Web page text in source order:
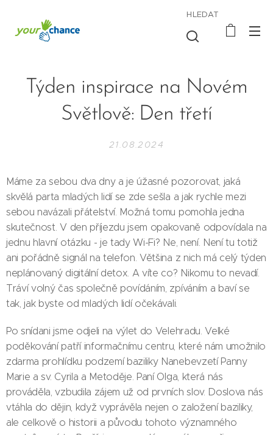
HLEDAT
Týden inspirace na Novém
Světlově: Den třetí
21.08.2024
Máme za sebou dva dny a je úžasné pozorovat, jaká
skvělá parta mladých lidí se zde sešla a jak rychle mezi
sebou navázali přátelství. Možná tomu pomohla jedna
skutečnost. V den příjezdu jsem opakovaně odpovídala na
jednu hlavní otázku - je tady Wi-Fi? Ne, není. Není tu totiž
ani pořádně signál na telefon. Většina z nich má celý týden
neplánovaný digitální detox. A víte co? Nikomu to nevadí.
Tráví volný čas společně povídáním, zpíváním a baví se
tak, jak byste od mladých lidí očekávali.
Po snídani jsme odjeli na výlet do Velehradu. Velké
poděkování patří informačnímu centru, které nám umožnilo
zdarma prohlídku podzemí baziliky Nanebevzetí Panny
Marie a sv. Cyrila a Metoděje. Paní Olga, která nás
prováděla, vzbudila zájem už od prvních slov. Doslova nás
vtáhla do dějin, když vyprávěla nejen o založení baziliky,
ale celkově o historii a původu tohoto významného